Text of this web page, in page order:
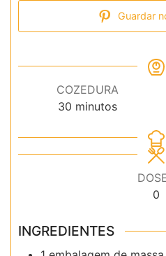
Guardar
COZEDURA
30minutos
minutos
0
INGREDIENTES